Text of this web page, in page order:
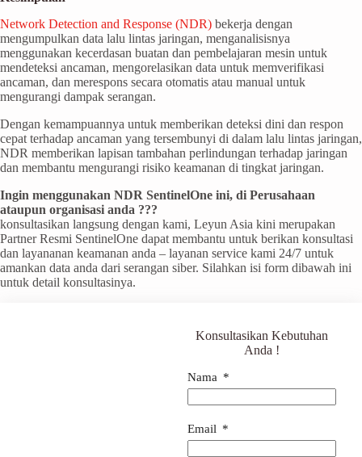
Network Detection and Response (NDR) bekerja dengan
mengumpulkan data lalu lintas jaringan, menganalisisnya
menggunakan kecerdasan buatan dan pembelajaran mesin untuk
mendeteksi ancaman, mengorelasikan data untuk memverifikasi
ancaman, dan merespons secara otomatis atau manual untuk
mengurangi dampak serangan.
Dengan kemampuannya untuk memberikan deteksi dini dan respon
cepat terhadap ancaman yang tersembunyi di dalam lalu lintas jaringan,
NDR memberikan lapisan tambahan perlindungan terhadap jaringan
dan membantu mengurangi risiko keamanan di tingkat jaringan.
Ingin menggunakan NDR SentinelOne ini, di Perusahaan
ataupun organisasi anda ???
konsultasikan langsung dengan kami, Leyun Asia kini merupakan
Partner Resmi SentinelOne dapat membantu untuk berikan konsultasi
dan layananan keamanan anda – layanan service kami 24/7 untuk
amankan data anda dari serangan siber. Silahkan isi form dibawah ini
untuk detail konsultasinya.
Konsultasikan Kebutuhan
Anda !
Nama
Email